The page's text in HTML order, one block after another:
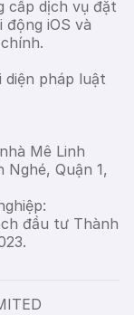
cấp dịch vụ đặt
động iOS và
diện pháp luật
Mê Linh
Quận 1,
đầu tư Thành